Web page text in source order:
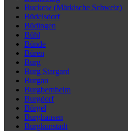
Buckow (Märkische Schweiz)
Büdelsdorf
Büdingen
Bühl
Bünde
Büren
Burg
Burg Stargard
Burgau
Burgbernheim
Burgdorf
Bürgel
Burghausen
Burgkunstadt